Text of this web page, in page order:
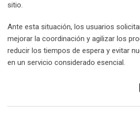
sitio.
Ante esta situación, los usuarios
mejorar la coordinación y agilizar los
reducir los tiempos de espera y evitar
en un servicio considerado esencial.